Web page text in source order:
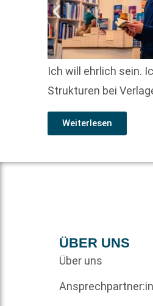
Ich will ehrlich sein.
Strukturen bei
Weiterlesen
ÜBER UNS
Über uns